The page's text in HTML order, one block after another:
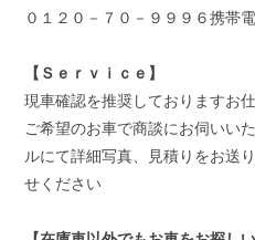
０１２０－７０－９９９６携帯
【Ｓｅｒｖｉｃｅ】
現車確認を推奨しておりますお
ご希望のお車で商談にお伺いい
ルにて詳細写真、見積りをお送
せください